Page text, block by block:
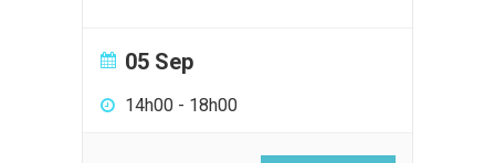
05 Sep
14h00 - 18h00